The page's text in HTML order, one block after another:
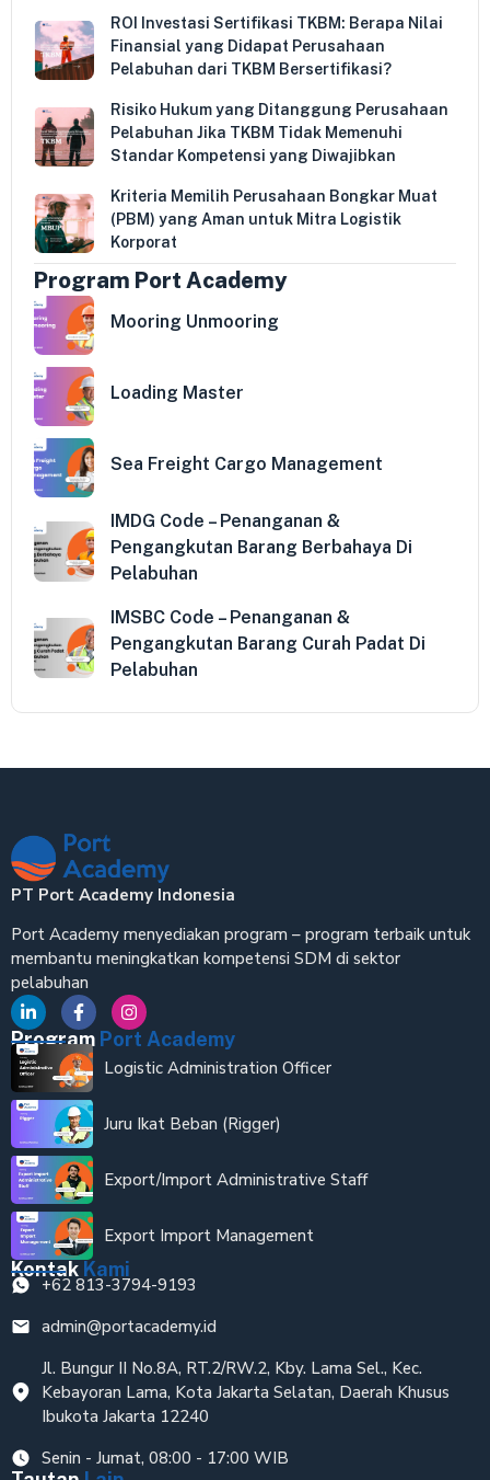
ROI Investasi Sertifikasi TKBM: Berapa Nilai
Finansial yang Didapat Perusahaan
Pelabuhan dari TKBM Bersertifikasi?
Risiko Hukum yang Ditanggung Perusahaan
Pelabuhan Jika TKBM Tidak Memenuhi
Standar Kompetensi yang Diwajibkan
Kriteria Memilih Perusahaan Bongkar Muat
(PBM) yang Aman untuk Mitra Logistik
Korporat
Program Port Academy
Mooring Unmooring
Loading Master
Sea Freight Cargo Management
IMDG Code – Penanganan &
Pengangkutan Barang Berbahaya Di
Pelabuhan
IMSBC Code – Penanganan &
Pengangkutan Barang Curah Padat Di
Pelabuhan
PT Port Academy Indonesia
Port Academy menyediakan program – program terbaik untuk
membantu meningkatkan kompetensi SDM di sektor
pelabuhan
Program Port Academy
Logistic Administration Officer
Juru Ikat Beban (Rigger)
Export/Import Administrative Staff
Export Import Management
Kontak Kami
+62 813-3794-9193
admin@portacademy.id
Jl. Bungur II No.8A, RT.2/RW.2, Kby. Lama Sel., Kec.
Kebayoran Lama, Kota Jakarta Selatan, Daerah Khusus
Ibukota Jakarta 12240
Senin - Jumat, 08:00 - 17:00 WIB